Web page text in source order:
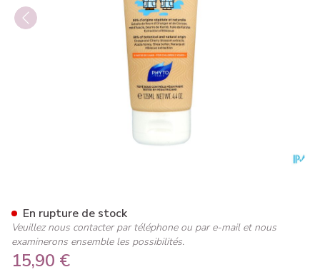
15,90 €
En rupture de stock
Veuillez nous contacter par téléphone ou par e-mail et nous
examinerons ensemble les possibilités.